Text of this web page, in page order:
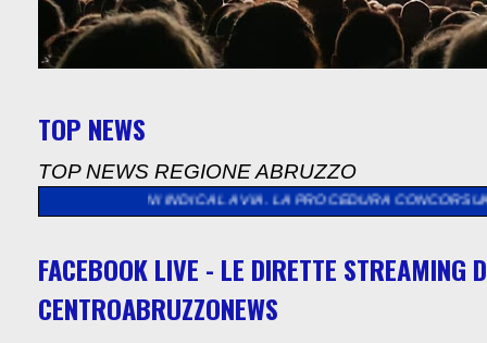
TOP NEWS
TOP NEWS REGIONE ABRUZZO
INDICA LA VIA. LA PROCEDURA CONCORSUALE PER
FACEBOOK LIVE - LE DIRETTE STREAMING
CENTROABRUZZONEWS